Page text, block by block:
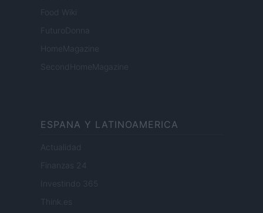
Food Wiki
FuturoDonna
HomeMagazine
SecondHomeMagazine
ESPANA Y LATINOAMERICA
Actualidad
Finanzas 24
Investindo 365
Think.es